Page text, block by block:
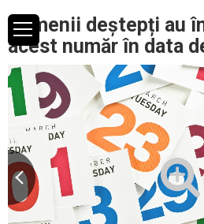
Oamenii deștepți au
acest număr în data